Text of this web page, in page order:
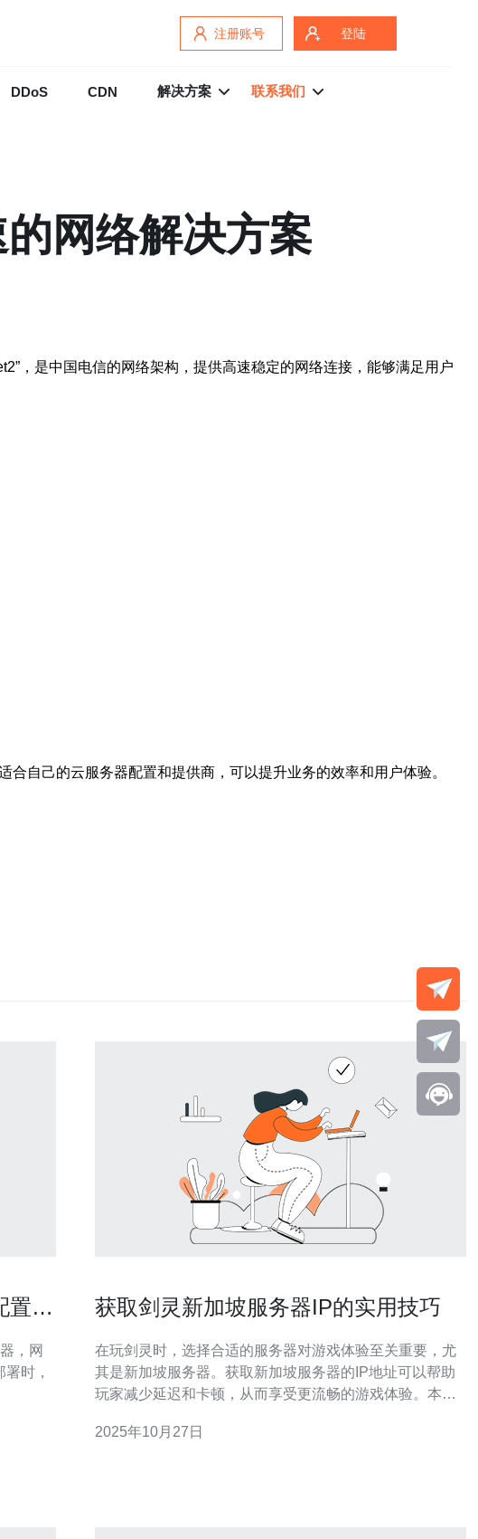
注册账号 登陆
DDoS CDN 解决方案 联系我们
网络解决方案
，是中国电信的网络架构，提供高速稳定的网络连接，能够满足用户
自己的云服务器配置和提供商，可以提升业务的效率和用户体验。
置中
，网
时，
宽、
获取剑灵新加坡服务器IP的实用技巧
在玩剑灵时，选择合适的服务器对游戏体验至关重要，尤
其是新加坡服务器。获取新加坡服务器的IP地址可以帮助
玩家减少延迟和卡顿，从而享受更流畅的游戏体验。本文
的IP地址，并推荐使用德讯电讯的服务，确保您的网络连
2025年10月27日